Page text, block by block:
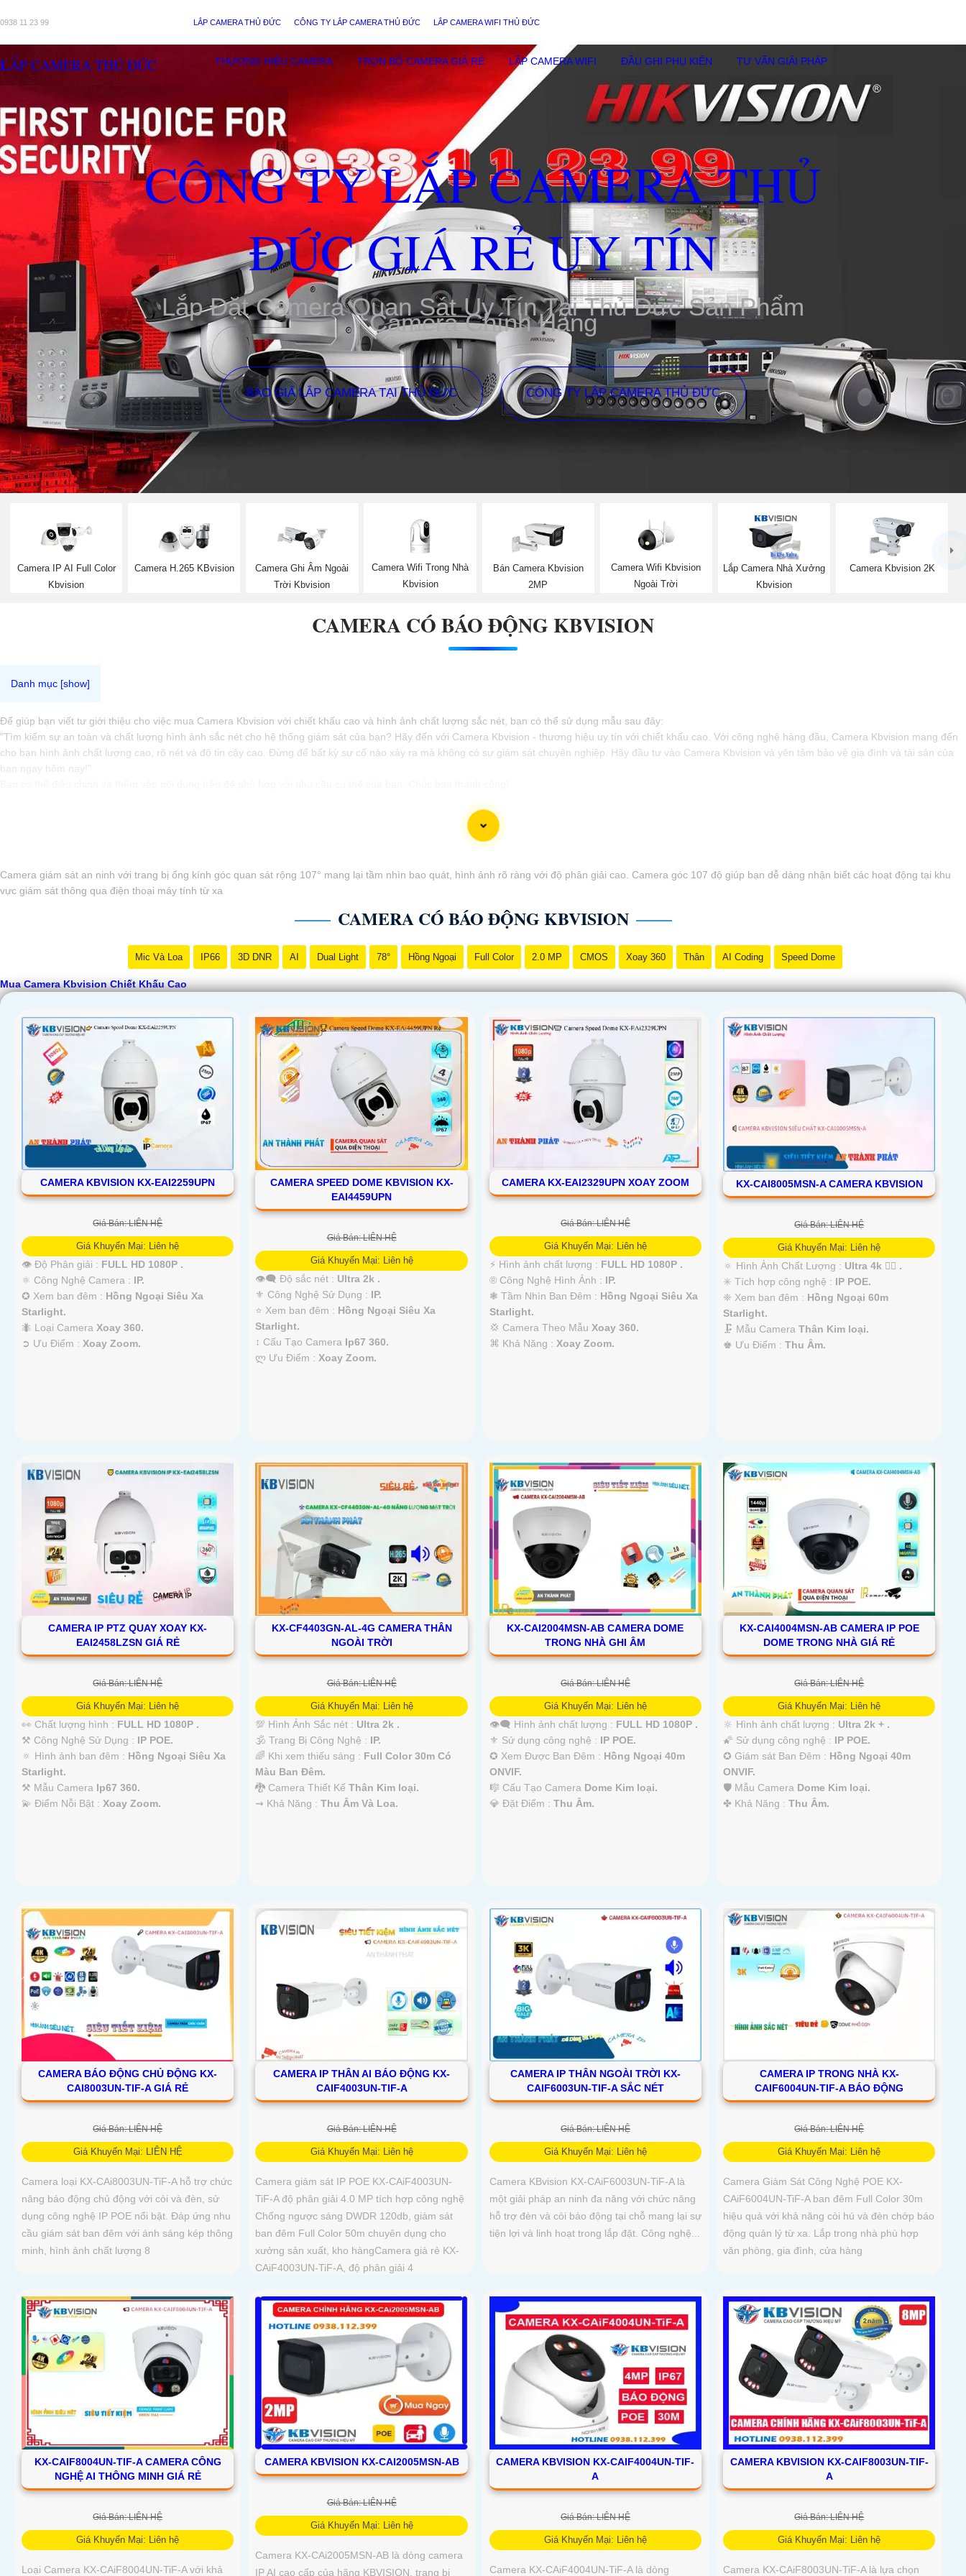
0938 11 23 99 LẮP CAMERA THỦ ĐỨC CÔNG TY LẮP CAMERA THỦ ĐỨC LẮP CAMERA WIFI THỦ ĐỨC
LẮP CAMERA THỦ ĐỨC THƯƠNG HIỆU CAMERA TRỌN BỘ CAMERA GIÁ RẺ LẮP CAMERA WIFI ĐẦU GHI PHỤ KIÊN TƯ VẤN GIẢI PHÁP
CÔNG TY LẮP CAMERA THỦ
ĐỨC GIÁ RẺ UY TÍN
Lắp Đặt Camera Quan Sát Uy Tín Tại Thủ Đức Sản Phẩm
Camera Chính Hãng
BÁO GIÁ LẮP CAMERA TẠI THỦ ĐỨC CÔNG TY LẮP CAMERA THỦ ĐỨC
Camera IP AI Full Color
Kbvision
Camera H.265 KBvision
Camera Ghi Âm Ngoài
Trời Kbvision
Camera Wifi Trong Nhà
Kbvision
Bán Camera Kbvision
2MP
Camera Wifi Kbvision
Ngoài Trời
Lắp Camera Nhà Xưởng
Kbvision
Camera Kbvision 2K
CAMERA CÓ BÁO ĐỘNG KBVISION
Để giúp bạn viết tư giới thiệu cho việc mua Camera Kbvision với chiết khấu cao và hình ảnh chất lượng sắc nét, bạn có thể sử dụng mẫu sau đây:
"Tìm kiếm sự an toàn và chất lượng hình ảnh sắc nét cho hệ thống giám sát của bạn? Hãy đến với Camera Kbvision - thương hiệu uy tín với chiết khấu cao. Với công nghệ hàng đầu, Camera Kbvision mang đến
cho bạn hình ảnh chất lượng cao, rõ nét và độ tin cậy cao. Đừng để bất kỳ sự cố nào xảy ra mà không có sự giám sát chuyên nghiệp. Hãy đầu tư vào Camera Kbvision và yên tâm bảo vệ gia đình và tài sản của
bạn ngay hôm nay!"
Camera giám sát an ninh với trang bị ống kính góc quan sát rộng 107° mang lại tầm nhìn bao quát, hình ảnh rõ ràng với độ phân giải cao. Camera góc 107 độ giúp bạn dễ dàng nhận biết các hoạt động tại khu
vực giám sát thông qua điện thoại máy tính từ xa
CAMERA CÓ BÁO ĐỘNG KBVISION
Mic Và Loa IP66 3D DNR AI Dual Light 78° Hồng Ngoại Full Color 2.0 MP CMOS Xoay 360 Thân AI Coding Speed Dome
Mua Camera Kbvision Chiết Khấu Cao
CAMERA KBVISION KX-EAI2259UPN
Giá Bán: LIÊN HỆ
Giá Khuyến Mại: Liên hệ
👁 Độ Phân giải : FULL HD 1080P .
⚛️ Công Nghệ Camera : IP.
✪ Xem ban đêm : Hồng Ngoại Siêu Xa
Starlight.
🐜 Loại Camera Xoay 360.
️➲ Ưu Điểm : Xoay Zoom.
CAMERA SPEED DOME KBVISION KX-
EAI4459UPN
Giá Bán: LIÊN HỆ
Giá Khuyến Mại: Liên hệ
👁️‍🗨 Độ sắc nét : Ultra 2k .
⚜️ Công Nghệ Sử Dụng : IP.
⭐ Xem ban đêm : Hồng Ngoại Siêu Xa
Starlight.
↕️ Cấu Tạo Camera Ip67 360.
️ლ Ưu Điểm : Xoay Zoom.
CAMERA KX-EAI2329UPN XOAY ZOOM
Giá Bán: LIÊN HỆ
Giá Khuyến Mại: Liên hệ
️⚡ Hình ảnh chất lượng : FULL HD 1080P .
®️ Công Nghệ Hình Ảnh : IP.
❃ Tầm Nhìn Ban Đêm : Hồng Ngoại Siêu Xa
Starlight.
💢 Camera Theo Mẫu Xoay 360.
️⌘ Khả Năng : Xoay Zoom.
KX-CAI8005MSN-A CAMERA KBVISION
Giá Bán: LIÊN HỆ
Giá Khuyến Mại: Liên hệ
🔅 Hình Ành Chất Lượng : Ultra 4k 👍🏾 .
✳️ Tích hợp công nghệ : IP POE.
❈ Xem ban đêm : Hồng Ngoại 60m
Starlight.
🗜️ Mẫu CameraThân Kim loại.
️♚ Ưu Điểm :Thu Âm.
CAMERA IP PTZ QUAY XOAY KX-
EAI2458LZSN GIÁ RẺ
Giá Bán: LIÊN HỆ
Giá Khuyến Mại: Liên hệ
👀 Chất lượng hình : FULL HD 1080P .
⚒ Công Nghệ Sử Dụng : IP POE.
🔅 Hình ảnh ban đêm : Hồng Ngoại Siêu Xa
Starlight.
⚒ Mẫu Camera Ip67 360.
️💫 Điểm Nỗi Bật : Xoay Zoom.
KX-CF4403GN-AL-4G CAMERA THÂN
NGOÀI TRỜI
Giá Bán: LIÊN HỆ
Giá Khuyến Mại: Liên hệ
💯 Hình Ảnh Sắc nét : Ultra 2k .
🕉️ Trang Bị Công Nghệ : IP.
🌈 Khi xem thiếu sáng : Full Color 30m Có
Màu Ban Ðêm.
🐉️ Camera Thiết KếThân Kim loại.
️⇝ Khả Năng :Thu Âm Và Loa.
KX-CAI2004MSN-AB CAMERA DOME
TRONG NHÀ GHI ÂM
Giá Bán: LIÊN HỆ
Giá Khuyến Mại: Liên hệ
👁️‍🗨 Hình ảnh chất lượng : FULL HD 1080P .
⚜️ Sử dụng công nghệ : IP POE.
✪ Xem Được Ban Đêm : Hồng Ngoại 40m
ONVIF.
🎼️ Cấu Tạo Camera Dome Kim loại.
️💎 Đặt Điểm : Thu Âm.
KX-CAI4004MSN-AB CAMERA IP POE
DOME TRONG NHÀ GIÁ RẺ
Giá Bán: LIÊN HỆ
Giá Khuyến Mại: Liên hệ
🔆 Hình ảnh chất lượng : Ultra 2k + .
🌠 Sử dụng công nghệ : IP POE.
✪ Giám sát Ban Đêm : Hồng Ngoại 40m
ONVIF.
🛡 Mẫu Camera Dome Kim loại.
️✤ Khả Năng :Thu Âm.
CAMERA BÁO ĐỘNG CHỦ ĐỘNG KX-
CAI8003UN-TIF-A GIÁ RẺ
Giá Bán: LIÊN HỆ
Giá Khuyến Mại: LIÊN HỆ
Camera loại KX-CAi8003UN-TiF-A hỗ trợ chức
năng báo động chủ động với còi và đèn, sử
dụng công nghệ IP POE nổi bật. Đáp ứng nhu
cầu giám sát ban đêm với ánh sáng kép thông
minh, hình ảnh chất lượng 8
CAMERA IP THÂN AI BÁO ĐỘNG KX-
CAIF4003UN-TIF-A
Giá Bán: LIÊN HỆ
Giá Khuyến Mại: Liên hệ
Camera giám sát IP POE KX-CAiF4003UN-
TiF-A độ phân giải 4.0 MP tích hợp công nghệ
Chống ngược sáng DWDR 120db, giám sát
ban đêm Full Color 50m chuyên dụng cho
xưởng sản xuất, kho hàngCamera giá rẻ KX-
CAiF4003UN-TiF-A, độ phân giải 4
CAMERA IP THÂN NGOÀI TRỜI KX-
CAIF6003UN-TIF-A SẮC NÉT
Giá Bán: LIÊN HỆ
Giá Khuyến Mại: Liên hệ
Camera KBvision KX-CAiF6003UN-TiF-A là
một giải pháp an ninh đa năng với chức năng
hỗ trợ đèn và còi báo động tại chỗ mang lại sự
tiện lợi và linh hoạt trong lắp đặt. Công nghệ...
CAMERA IP TRONG NHÀ KX-
CAIF6004UN-TIF-A BÁO ĐỘNG
Giá Bán: LIÊN HỆ
Giá Khuyến Mại: Liên hệ
Camera Giám Sát Công Nghệ POE KX-
CAiF6004UN-TiF-A ban đêm Full Color 30m
hiệu quả với khả năng còi hú và đèn chớp báo
động quản lý từ xa. Lắp trong nhà phù hợp
văn phòng, gia đình, cửa hàng
KX-CAIF8004UN-TIF-A CAMERA CÔNG
NGHỆ AI THÔNG MINH GIÁ RẺ
Giá Bán: LIÊN HỆ
Giá Khuyến Mại: Liên hệ
Loại Camera KX-CAiF8004UN-TiF-A với khả
CAMERA KBVISION KX-CAI2005MSN-AB
Giá Bán: LIÊN HỆ
Giá Khuyến Mại: Liên hệ
Camera KX-CAi2005MSN-AB là dòng camera
IP AI cao cấp của hãng KBVISION, trang bị
CAMERA KBVISION KX-CAIF4004UN-TIF-
A
Giá Bán: LIÊN HỆ
Giá Khuyến Mại: Liên hệ
Camera KX-CAiF4004UN-TiF-A là dòng
CAMERA KBVISION KX-CAIF8003UN-TIF-
A
Giá Bán: LIÊN HỆ
Giá Khuyến Mại: Liên hệ
Camera KX-CAiF8003UN-TiF-A là lựa chọn